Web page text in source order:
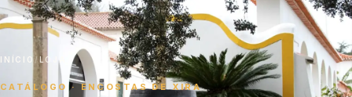
INÍCIO / LOJA
CATÁLOGO · ENCOSTAS DE XIRA